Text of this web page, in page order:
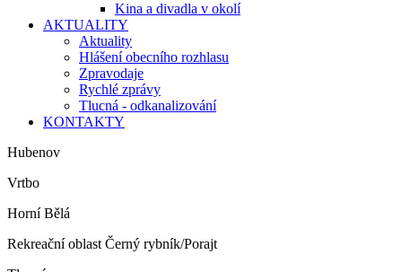
Kina a divadla v okolí
AKTUALITY
Aktuality
Hlášení obecního rozhlasu
Zpravodaje
Rychlé zprávy
Tlucná - odkanalizování
KONTAKTY
Hubenov
Vrtbo
Horní Bělá
Rekreační oblast Černý rybník/Porajt